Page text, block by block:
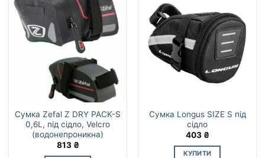
Сумка Zefal Z DRY PACK-S
0,6L, під сідло, Velcro
(водонепроникна)
813 ₴
Сумка Longus SIZE S під
сідло
403 ₴
КУПИТИ